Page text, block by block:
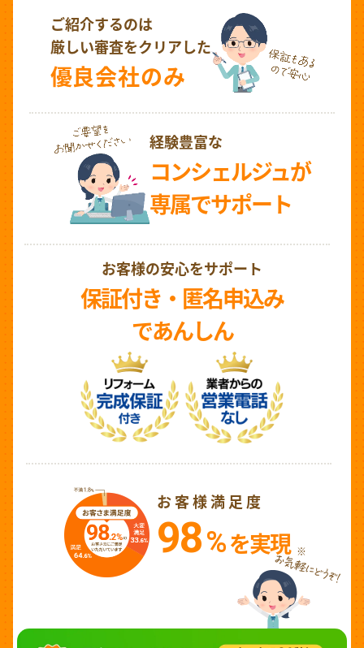
ご紹介するのは
厳しい審査をクリアした
優良会社のみ
経験豊富な
コンシェルジュが
専属でサポート
お客様の安心をサポート
保証付き・匿名申込み
であんしん
お客様満足度
98%を実現 ※